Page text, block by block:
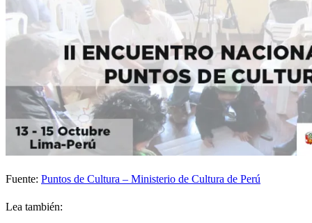
Fuente: Puntos de Cultura – Ministerio de Cultura de Perú
Lea también: